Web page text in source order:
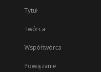
Tytuł
Twórca
Współtwórca
Powiązanie